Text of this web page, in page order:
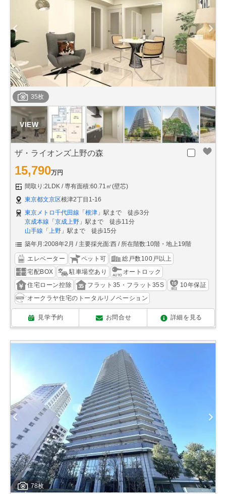
35枚
ザ・ライオンズ上野の森
15,790万円
間取り:2LDK
専有面積:60.71㎡(壁芯)
東京都文京区根津2丁目1-16
東京メトロ千代田線 「 根津 」駅まで 徒歩3分
京成本線 「 京成上野 」駅まで 徒歩11分
山手線 「 上野 」駅まで 徒歩15分
築年月:2008年2月
主要採光面:西 所在階数:10階・地上19階
エレベーター ペット可
総戸数100戸以上
宅配BOX
駐車場空あり
オートロック
住宅ローン控除
フラット35・フラット35S
10年保証
オークラヤ住宅のトータルリノベーション
見学予約 お問合せ 詳細を見る
78枚